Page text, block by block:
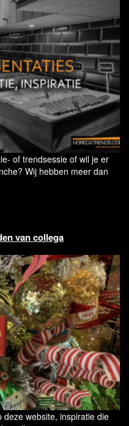
of trendsessie of wil je er
Wij hebben meer dan
van collega
website, inspiratie die